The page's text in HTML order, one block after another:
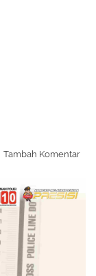
Tambah Komentar